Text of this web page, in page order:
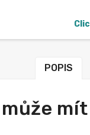
POPIS